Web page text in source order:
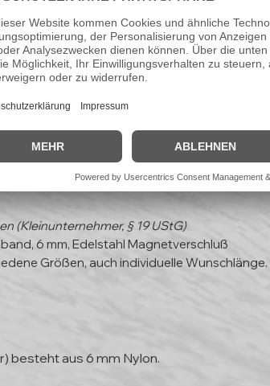
(Kleinunternehmer, § 19 UStG)
6 mm, Edelstahl Magnetverschluß
Größen, auch individuelle Wunschlänge.
besteht aus 6 mm Nylon.